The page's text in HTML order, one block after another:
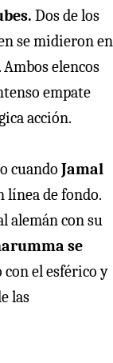
Dos de los
se midieron en
elencos
empate
acción.
cuando Jamal
línea de fondo.
alemán con su
se
con el esférico y
las